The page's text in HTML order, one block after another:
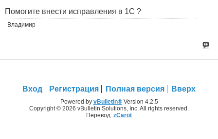
Помогите внести исправления в 1С ?
Владимир
Вход Регистрация Полная версия Вверх
Powered by vBulletin®Version 4.2.5
Copyright © 2026 vBulletin Solutions, Inc. All rights reserved.
Перевод: zCarot